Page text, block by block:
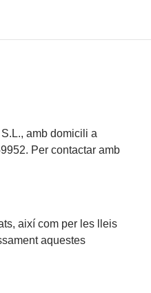
amb domicili a
Per contactar amb
així com per les lleis
aquestes